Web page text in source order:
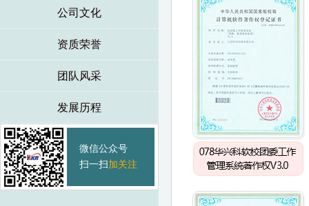
公司文化
资质荣誉
团队风采
发展历程
微信公众号
扫一扫 加关注